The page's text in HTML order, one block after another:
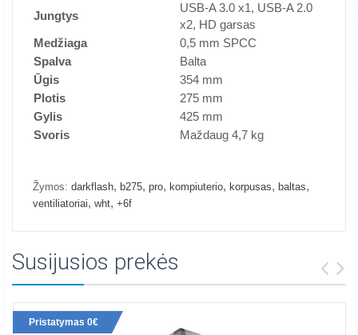
Jungtys
USB-A 3.0 x1, USB-A 2.0
x2, HD garsas
Medžiaga
0,5 mm SPCC
Spalva
Balta
Ūgis
354 mm
Plotis
275 mm
Gylis
425 mm
Svoris
Maždaug 4,7 kg
Žymos: darkflash, b275, pro, kompiuterio, korpusas, baltas,
ventiliatoriai, wht, +6f
Susijusios prekės
Pristatymas 0€